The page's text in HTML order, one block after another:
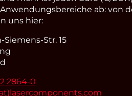
ab: von
uns hier:
Str. 15
2864-0
lasercomponents.com